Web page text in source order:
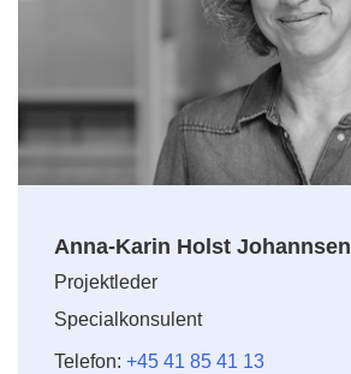
Anna-Karin Holst Johannsen
Projektleder
Specialkonsulent
Telefon: +45 41 85 41 13